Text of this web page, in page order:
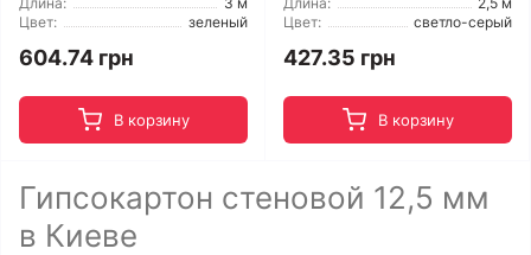
Цвет:
зеленый
604.74 грн
В корзину
Цвет:
светло-серый
427.35 грн
В корзину
Гипсокартон стеновой 12,5 мм
в Киеве